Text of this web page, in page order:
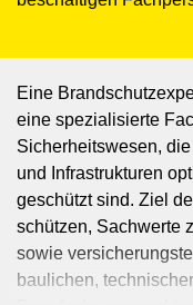
Eine
eine spezialisierte
Sicherheitswesen,
und Infrastrukturen
geschützt sind. Ziel
schützen, Sachwerte
sowie
baulichen,